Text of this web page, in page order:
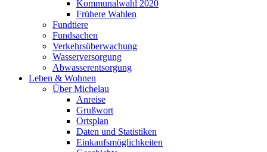
Kommunalwahl 2020
Frühere Wahlen
Fundtiere
Fundsachen
Verkehrsüberwachung
Wasserversorgung
Abwasserentsorgung
Leben & Wohnen
Über Michelau
Anreise
Grußwort
Ortsplan
Daten und Statistiken
Einkaufsmöglichkeiten